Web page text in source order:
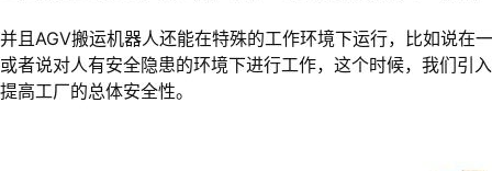
并且AGV搬运机器人还能在特殊的工作环境下运行，比如说在
或者说对人有安全隐患的环境下进行工作，这个时候，我们引
提高工厂的总体安全性。